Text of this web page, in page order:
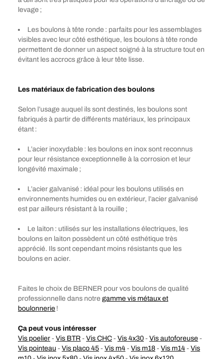
levage ;
Les boulons à tête ronde : parfaits pour les assemblages
visibles avec leur côté esthétique, les boulons à tête ronde
permettent de donner un aspect soigné à la structure tout en
évitant les accrocs grâce à leur tête lisse.
Les matériaux de fabrication des boulons
Selon l’usage auquel ils sont destinés, les boulons sont
fabriqués à partir de différents matériaux, les principaux
étant :
L’acier inoxydable : les boulons en inox sont reconnus
pour leur résistance exceptionnelle à la corrosion et leur
longévité maximale ;
L’acier galvanisé : idéal pour les boulons utilisés en
environnements humides ou en extérieur, l’acier galvanisé
est par ailleurs résistant à la rouille ;
Le laiton : utilisés sur les installations électriques, les
boulons en laiton possèdent un côté esthétique très
apprécié. Ils sont cependant moins résistants que les
boulons en acier.
Faites le choix de BERNER pour vos boulons de qualité
professionnelle dans notre gamme vis métaux et
boulonnerie !
Ça peut vous intéresser
Vis poelier - Vis BTR - Vis CHC - Vis 4x30 - Vis autoforeuse -
Vis pointeau - Vis placo 45 - Vis m4 - Vis m18 - Vis m14 - Vis